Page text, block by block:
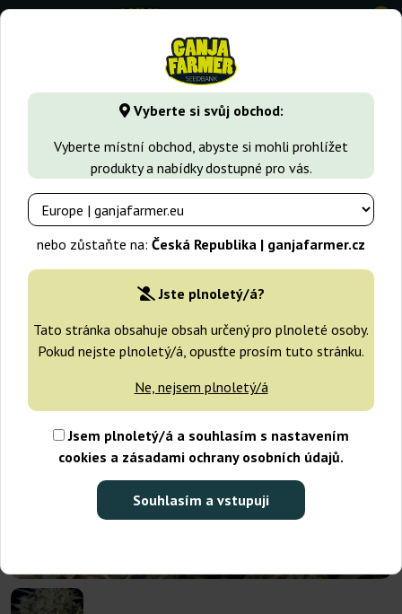
Vyberte si svůj obchod:
Vyberte místní obchod, abyste si mohli prohlížet
produkty a nabídky dostupné pro vás.
nebo zůstaňte na: Česká Republika | ganjafarmer.cz
Jste plnoletý/á?
Tato stránka obsahuje obsah určený pro plnoleté osoby.
Pokud nejste plnoletý/á, opusťte prosím tuto stránku.
Ne, nejsem plnoletý/á
Jsem plnoletý/á a souhlasím s nastavením
cookies a zásadami ochrany osobních údajů.
Souhlasím a vstupuji
0
GanjaFarmer.cz Typy Semen Marihuany Feminizovaná